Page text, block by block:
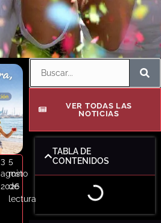
Despedidas
Blog de Notícias
Respuesta rápida ·
Contáctanos
3
agosto
2026
5
min
de
lectura
VER TODAS LAS
NOTICIAS
TABLA DE
CONTENIDOS